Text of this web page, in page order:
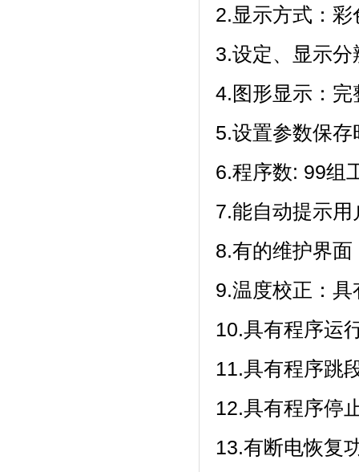
2.显示方式：
3.设定、显示
4.图形显示
5.设置参数保存
6.程序数: 99组工
7.能自动提示用户
8.有的维护界面
9.温度校正：
10.具有程序运行
11.具有程序跳段
12.具有程序停止
13.有断电恢复功